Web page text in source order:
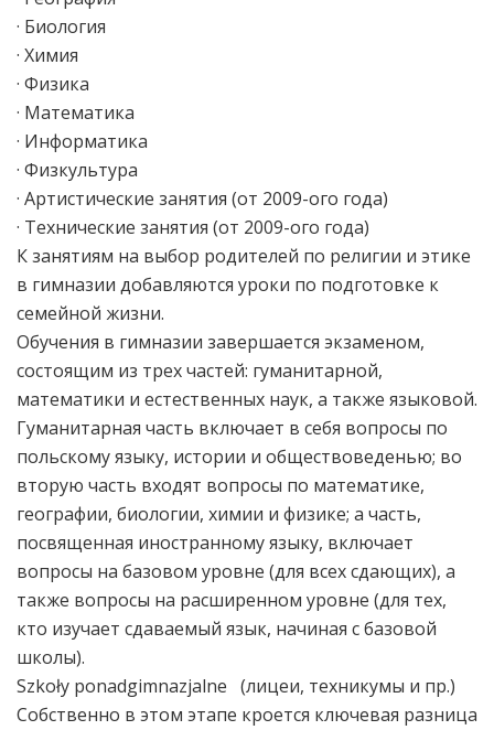
· Биология
· Химия
· Физика
· Математика
· Информатика
· Физкультура
· Артистические занятия (от 2009-ого года)
· Технические занятия (от 2009-ого года)
К занятиям на выбор родителей по религии и этике
в гимназии добавляются уроки по подготовке к
семейной жизни.
Обучения в гимназии завершается экзаменом,
состоящим из трех частей: гуманитарной,
математики и естественных наук, а также языковой.
Гуманитарная часть включает в себя вопросы по
польскому языку, истории и обществоведенью; во
вторую часть входят вопросы по математике,
географии, биологии, химии и физике; а часть,
посвященная иностранному языку, включает
вопросы на базовом уровне (для всех сдающих), а
также вопросы на расширенном уровне (для тех,
кто изучает сдаваемый язык, начиная с базовой
школы).
Szkoły ponadgimnazjalne (лицеи, техникумы и пр.)
Собственно в этом этапе кроется ключевая разница